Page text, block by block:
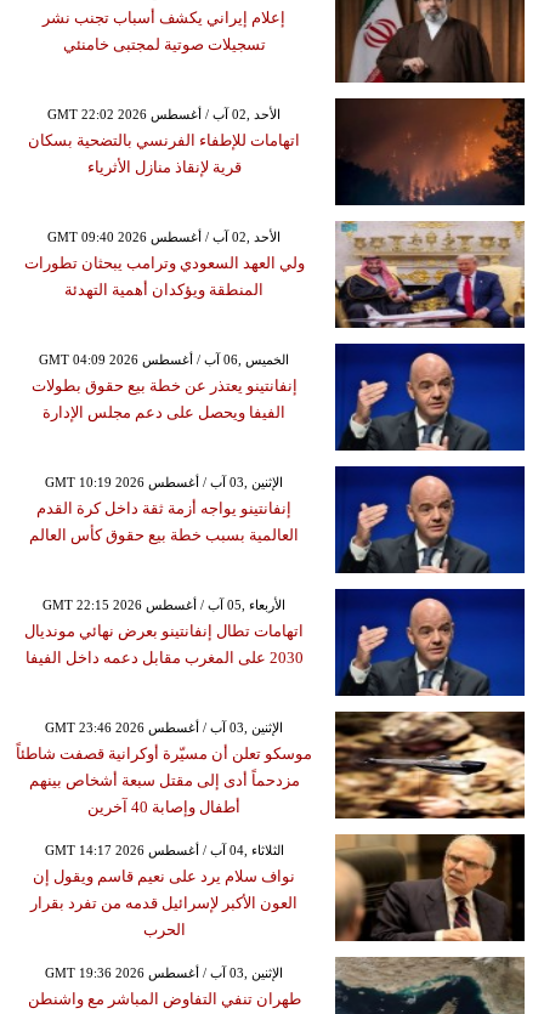
إعلام إيراني يكشف أسباب تجنب نشر
تسجيلات صوتية لمجتبى خامنئي
GMT 22:02 2026 الأحد ,02 آب / أغسطس
اتهامات للإطفاء الفرنسي بالتضحية بسكان
قرية لإنقاذ منازل الأثرياء
GMT 09:40 2026 الأحد ,02 آب / أغسطس
ولي العهد السعودي وترامب يبحثان تطورات
المنطقة ويؤكدان أهمية التهدئة
GMT 04:09 2026 الخميس ,06 آب / أغسطس
إنفانتينو يعتذر عن خطة بيع حقوق بطولات
الفيفا ويحصل على دعم مجلس الإدارة
GMT 10:19 2026 الإثنين ,03 آب / أغسطس
إنفانتينو يواجه أزمة ثقة داخل كرة القدم
العالمية بسبب خطة بيع حقوق كأس العالم
GMT 22:15 2026 الأربعاء ,05 آب / أغسطس
اتهامات تطال إنفانتينو بعرض نهائي مونديال
2030 على المغرب مقابل دعمه داخل الفيفا
GMT 23:46 2026 الإثنين ,03 آب / أغسطس
موسكو تعلن أن مسيّرة أوكرانية قصفت شاطئاً
مزدحماً أدى إلى مقتل سبعة أشخاص بينهم
أطفال وإصابة 40 آخرين
GMT 14:17 2026 الثلاثاء ,04 آب / أغسطس
نواف سلام يرد على نعيم قاسم ويقول إن
العون الأكبر لإسرائيل قدمه من تفرد بقرار
الحرب
GMT 19:36 2026 الإثنين ,03 آب / أغسطس
طهران تنفي التفاوض المباشر مع واشنطن